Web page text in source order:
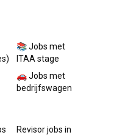
📚 Jobs met
ITAA stage
🚗 Jobs met
bedrijfswagen
Revisorjobs in